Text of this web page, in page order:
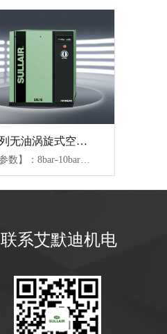
VT 系列无油涡旋式空压机
【技术参数】：8bar-10bar、1.5-33KW、0.16-3.78m³/min
联系艾默迪机电